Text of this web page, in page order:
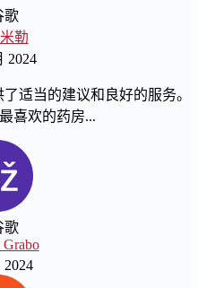
勒
2024
适当的建议和良好的服务。
喜欢的药房...
Grabo
2024